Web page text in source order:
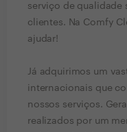
serviço de qualidade
clientes. Na Comfy
ajudar!
Já adquirimos um
internacionais que
nossos serviços.
realizados por um